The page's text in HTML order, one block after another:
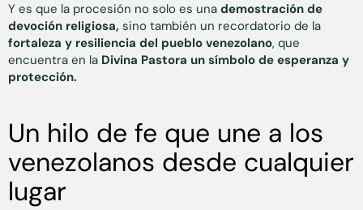
Y es que la procesión no solo es una demostración de
devoción religiosa, sino también un recordatorio de la
fortaleza y resiliencia del pueblo venezolano, que
encuentra en la Divina Pastora un símbolo de esperanza y
protección.
Un hilo de fe que une a los
venezolanos desde cualquier
lugar